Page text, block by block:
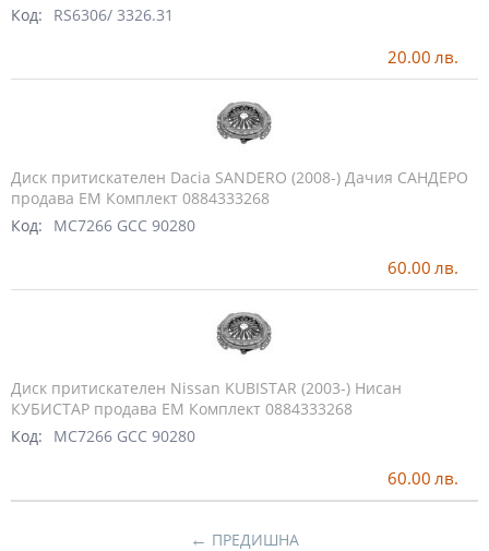
Код:
RS6306/ 3326.31
20.00 лв.
Диск притискателен Dacia SANDERO (2008-) Дачия САНДЕРО
продава ЕМ Комплект 0884333268
Код:
MC7266 GCC 90280
60.00 лв.
Диск притискателен Nissan KUBISTAR (2003-) Нисан
КУБИСТАР продава ЕМ Комплект 0884333268
Код:
MC7266 GCC 90280
60.00 лв.
← ПРЕДИШНА